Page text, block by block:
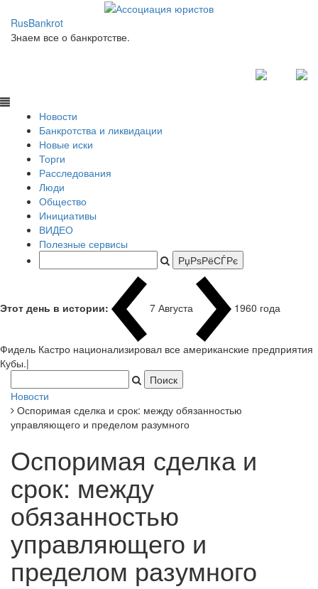
RusBankrot
Знаем все о банкротстве.
Новости
Банкротства и ликвидации
Новые иски
Торги
Расследования
Люди
Общество
Инициативы
ВИДЕО
Полезные сервисы
Этот день в истории: 7 Августа 1960 года
Фидель Кастро национализировал все американские предприятия
Кубы.|
Новости
Оспоримая сделка и срок: между обязанностью
управляющего и пределом разумного
Оспоримая сделка и
срок: между
обязанностью
управляющего и
пределом разумного